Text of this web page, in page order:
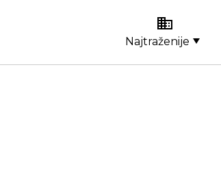
Najtraženije